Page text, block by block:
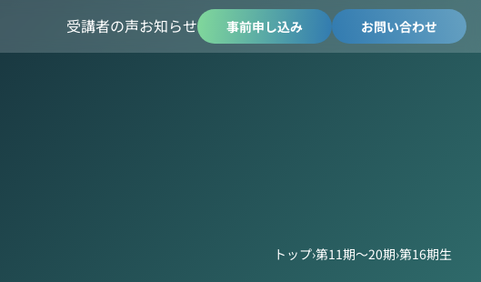
受講者の声お知らせ 事前申し込み お問い合わせ
トップ›第11期～20期›第16期生